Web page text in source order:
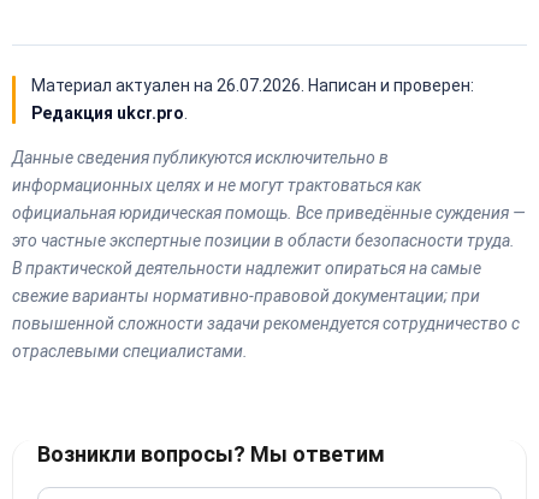
Материал актуален на 26.07.2026 . Написан и проверен:
Редакция ukcr.pro
Данные сведения публикуются исключительно в
информационных целях и не могут трактоваться как
официальная юридическая помощь. Все приведённые суждения —
это частные экспертные позиции в области безопасности труда.
В практической деятельности надлежит опираться на самые
свежие варианты нормативно-правовой документации; при
повышенной сложности задачи рекомендуется сотрудничество с
отраслевыми специалистами.
Возникли вопросы? Мы ответим